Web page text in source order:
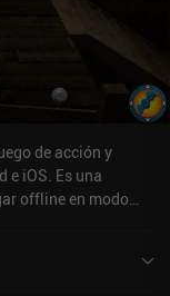
de acción y
e iOS. Es una
offline en modo
3,6 sobre 5,0 en